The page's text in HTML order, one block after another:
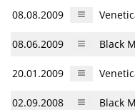
08.08.2009
08.06.2009 Black
20.01.2009
02.09.2008 Black